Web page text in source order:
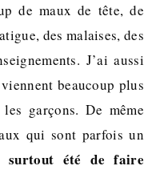
de maux de tête, de
des malaises, des
J’ai aussi
beaucoup plus
garçons. De même
qui sont parfois un
été de faire